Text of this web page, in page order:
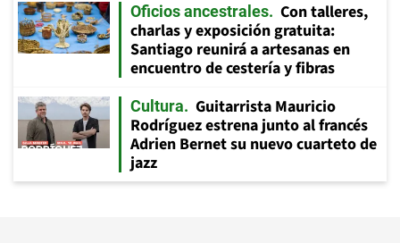
Oficios ancestrales
Con talleres,
charlas y exposición gratuita:
Santiago reunirá a artesanas en
encuentro de cestería y fibras
Cultura
Guitarrista Mauricio
Rodríguez estrena junto al francés
Adrien Bernet su nuevo cuarteto de
jazz